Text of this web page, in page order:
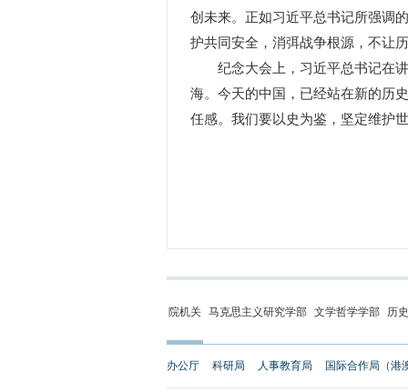
创未来。正如习近平总书记所强调
护共同安全，消弭战争根源，不让
纪念大会上，习近平总书记在讲
海。今天的中国，已经站在新的历
任感。我们要以史为鉴，坚定维护
院机关 马克思主义研究学部 文学哲学学部 历
办公厅 科研局 人事教育局 国际合作局（港